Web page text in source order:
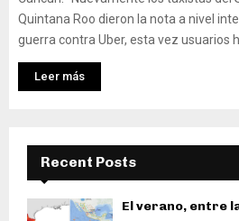
Quintana Roo dieron la nota a nivel
guerra contra Uber, esta vez usuarios
Leer más
Recent Posts
El verano, entre